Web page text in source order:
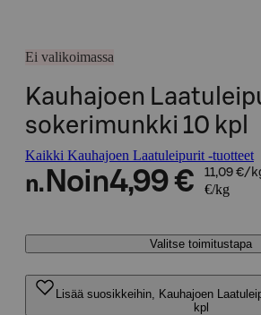
Ei valikoimassa
Kauhajoen
sokerimunkki 10 kpl
Kaikki Kauhajoen Laatuleipurit -tuotteet
n. Noin4,99 € 11,09 €/
€/kg
Valitse toimitustapa
Lisää suosikkeihin, Kauhajoen
kpl